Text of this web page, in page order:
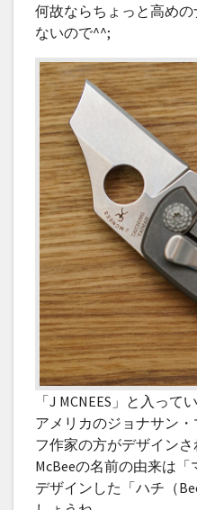
何故ならちょっと高め
ないので^^;
「J MCNEES」と入って
アメリカのジョナサン
フ作家の方がデザインさ
McBeeの名前の由来は
デザインした「ハチ（